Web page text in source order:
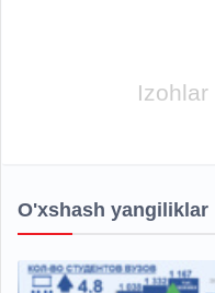
Izohlar
O'xshash yangiliklar